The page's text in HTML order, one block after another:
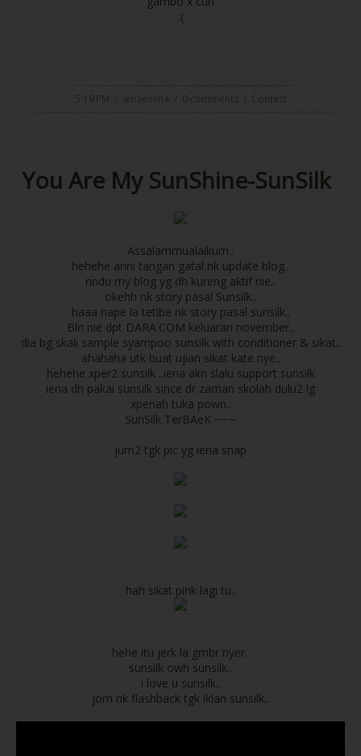
:(
0 comments
You Are My SunShine-SunSilk
Assalammualaikum..
hehehe arini tangan gatal nk update blog..
rindu my blog yg dh kureng aktif nie..
okehh nk story pasal Sunsilk..
haaa nape la tetibe nk story pasal sunsilk..
Bln nie dpt DARA.COM keluaran november..
dia bg skali sample syampoo sunsilk with conditioner & sikat..
ahahaha utk buat ujian sikat kate nye..
hehehe xper2 sunsilk ..iena akn slalu support sunsilk
iena dh pakai sunsilk since dr zaman skolah dulu2 lg
xpenah tuka pown..
SunSilk TerBAeK ~~~
jum2 tgk pic yg iena snap
hah sikat pink lagi tu..
hehe itu jerk la gmbr nyer..
sunsilk owh sunsilk..
i love u sunsilk..
jom nk flashback tgk iklan sunsilk..